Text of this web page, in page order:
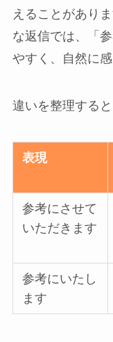
えることがあり
な返信では、「
やすく、自然に
違いを整理する
表現
参考にさせて
いただきます
参考にいたし
ます